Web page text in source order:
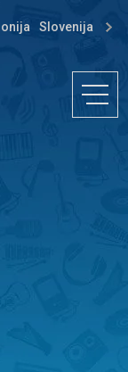
Slovenija